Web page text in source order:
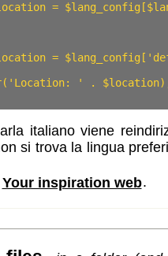
=
=
' .
italiano viene
si trova la lingua
Your inspiration web.